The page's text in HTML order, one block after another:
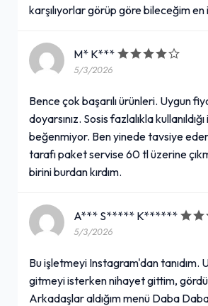
karşılıyorlar görüp göre bileceğim en
M* K***
5/3/2026
Bence çok başarılı ürünleri. Uygun
doyarsınız. Sosis fazlalıkla
beğenmiyor. Ben yinede tavsiye
tarafı paket servise 60 tl üzerine
birini burdan kırdım.
A*** S***** K******
5/3/2026
Bu işletmeyi Instagram'dan tanıdım.
gitmeyi isterken nihayet gittim,
Arkadaşlar aldığım menü Daba